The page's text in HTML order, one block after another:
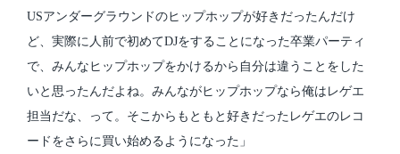
USアンダーグラウンドのヒップホップが好きだったんだけ
ど、実際に人前で初めてDJをすることになった卒業パーティ
で、みんなヒップホップをかけるから自分は違うことをした
いと思ったんだよね。みんながヒップホップなら俺はレゲエ
担当だな、って。そこからもともと好きだったレゲエのレコ
ードをさらに買い始めるようになった」